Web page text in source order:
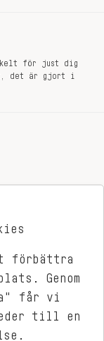
för just dig
det är gjort i
förbättra
Genom
får vi
till en